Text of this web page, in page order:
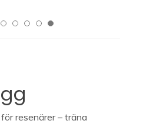
resenärer – träna